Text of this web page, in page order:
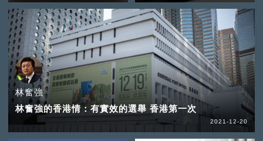
林奮強
林奮強的香港情：有實效的選舉 香港第一次
2021-12-20